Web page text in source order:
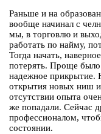
Раньше и на
вообще начинал с
мы, в торговлю и
работать по найму,
Тогда начать,
потерять. Проще
надежное прикрытие.
открытия новых ниш
отсутствии опыта
же попадали. Сейчас
профессионалом,
состоянии.